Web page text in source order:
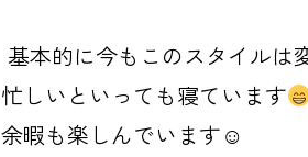
基本的に今もこのスタイルは
忙しいといっても寝ています
余暇も楽しんでいます☺